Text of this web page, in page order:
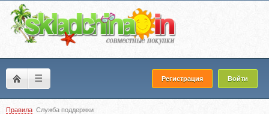
☰ Регистрация Войти
Правила Служба поддержки